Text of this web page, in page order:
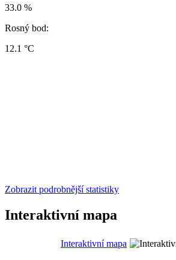
33.0 %
Rosný bod:
12.1 °C
Zobrazit podrobnější statistiky
Interaktivní mapa
Interaktivní mapa